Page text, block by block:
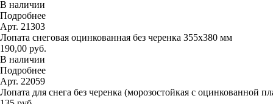
В наличии
Подробнее
Арт. 21303
Лопата снеговая оцинкованная без черенка 355х380 мм
190,00 руб.
В наличии
Подробнее
Арт. 22059
Лопата для снега без черенка (морозостойкая с оцинкованной